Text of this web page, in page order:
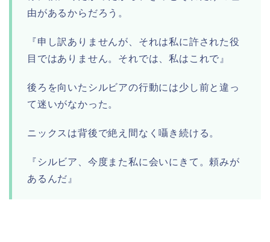
由があるからだろう。
『申し訳ありませんが、それは私に許された役
目ではありません。それでは、私はこれで』
後ろを向いたシルビアの行動には少し前と違っ
て迷いがなかった。
ニックスは背後で絶え間なく囁き続ける。
『シルビア、今度また私に会いにきて。頼みが
あるんだ』